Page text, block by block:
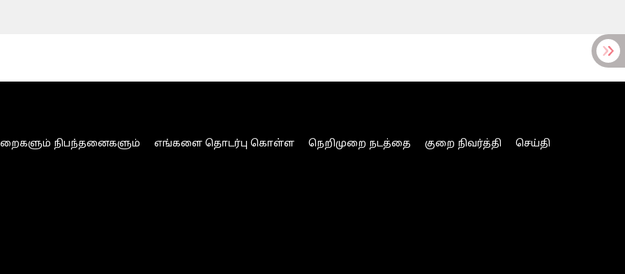
நிபந்தனைகளும் எங்களை தொடர்பு கொள்ள நெறிமுறை நடத்தை குறை நிவர்த்தி
செய்தி